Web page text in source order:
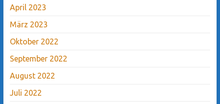
April 2023
März 2023
Oktober 2022
September 2022
August 2022
Juli 2022